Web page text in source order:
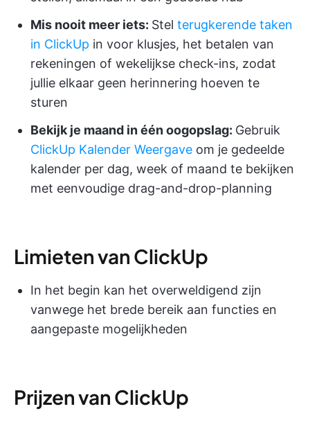
Mis nooit meer iets: Stel terugkerende taken
in ClickUp in voor klusjes, het betalen van
rekeningen of wekelijkse check-ins, zodat
jullie elkaar geen herinnering hoeven te
sturen
Bekijk je maand in één oogopslag: Gebruik
ClickUp Kalender Weergave om je gedeelde
kalender per dag, week of maand te bekijken
met eenvoudige drag-and-drop-planning
Limieten van ClickUp
In het begin kan het overweldigend zijn
vanwege het brede bereik aan functies en
aangepaste mogelijkheden
Prijzen van ClickUp